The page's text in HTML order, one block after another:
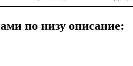
по низу описание: